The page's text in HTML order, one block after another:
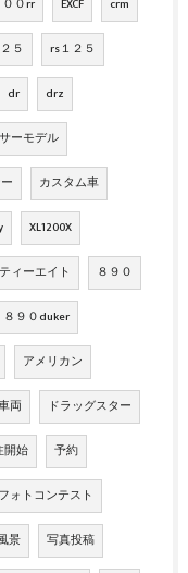
０rr EXCF crm
５ rs１２５
dr drz
ーモデル
カスタム車
XL1200X
ィーエイト ８９０
８９０duker
アメリカン
両 ドラッグスター
開始 予約
フォトコンテスト
景 写真投稿